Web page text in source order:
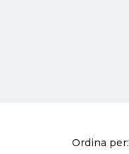
Ordina per: